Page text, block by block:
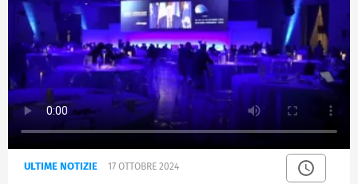
ULTIME NOTIZIE 17 OTTOBRE 2024